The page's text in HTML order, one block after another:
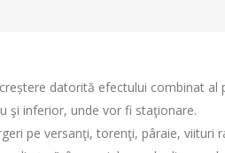
datorită efectului combinat al
şi inferior, unde vor fi staţionare.
pe versanţi, torenţi, pâraie, viituri